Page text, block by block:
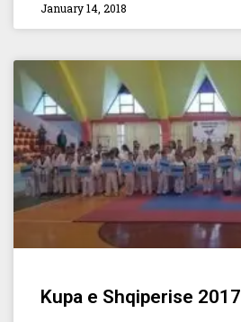
January 14, 2018
Kupa e Shqiperise 2017